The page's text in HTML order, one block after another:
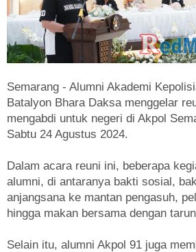
Semarang - Alumni Akademi
Batalyon Bhara Daksa menggelar
mengabdi untuk negeri di Akpol
Sabtu 24 Agustus 2024.
Dalam acara reuni ini, beberapa
alumni, di antaranya bakti sosial,
anjangsana ke mantan pengasuh,
hingga makan bersama dengan
Selain itu, alumni Akpol 91 juga